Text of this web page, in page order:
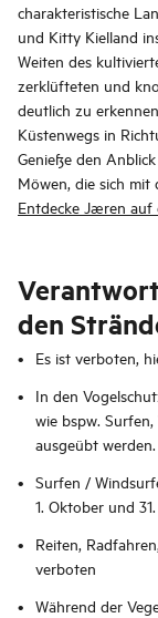
charakteristische
und Kitty Kielland
Weiten des
zerklüfteten und
deutlich zu
Küstenwegs in
Genieße den
Möwen, die sich mit
Entdecke Jæren auf
den
Es ist verboten,
In den
wie bspw.
ausgeübt werden.
Surfen /
1. Oktober und
Reiten,
verboten
Während der